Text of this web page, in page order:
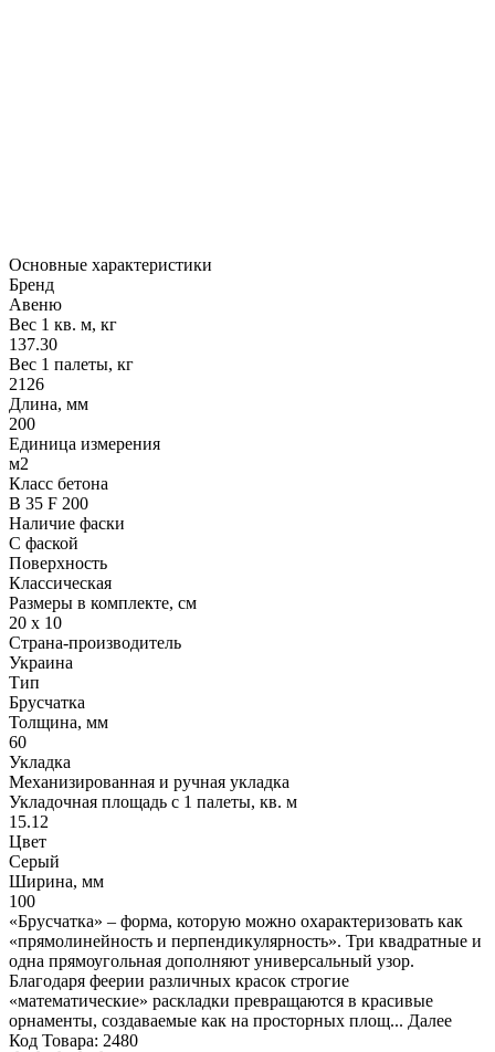
Основные характеристики
Бренд
Авеню
Вес 1 кв. м, кг
137.30
Вес 1 палеты, кг
2126
Длина, мм
200
Единица измерения
м2
Класс бетона
В 35 F 200
Наличие фаски
С фаской
Поверхность
Классическая
Размеры в комплекте, см
20 х 10
Страна-производитель
Украина
Тип
Брусчатка
Толщина, мм
60
Укладка
Механизированная и ручная укладка
Укладочная площадь с 1 палеты, кв. м
15.12
Цвет
Серый
Ширина, мм
100
«Брусчатка» – форма, которую можно охарактеризовать как
«прямолинейность и перпендикулярность». Три квадратные и
одна прямоугольная дополняют универсальный узор.
Благодаря феерии различных красок строгие
«математические» раскладки превращаются в красивые
орнаменты, создаваемые как на просторных площ... Далее
Код Товара: 2480